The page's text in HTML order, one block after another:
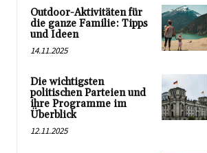
Outdoor-Aktivitäten für
die ganze Familie: Tipps
und Ideen
14.11.2025
Die wichtigsten
politischen Parteien und
ihre Programme im
Überblick
12.11.2025